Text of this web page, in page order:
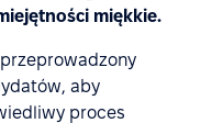
miękkie.
aby
proces